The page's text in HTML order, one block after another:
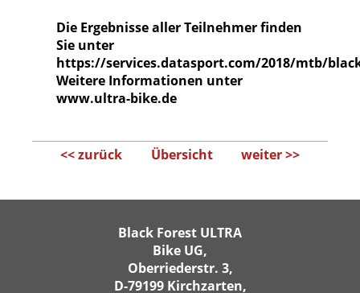
Die Ergebnisse aller Teilnehmer finden
Sie unter
https://services.datasport.com/2018/mtb/
Weitere Informationen unter
www.ultra-bike.de
<< zurück weiter >>
Übersicht
Black Forest ULTRA
Bike UG,
Oberriederstr. 3,
D-79199 Kirchzarten,